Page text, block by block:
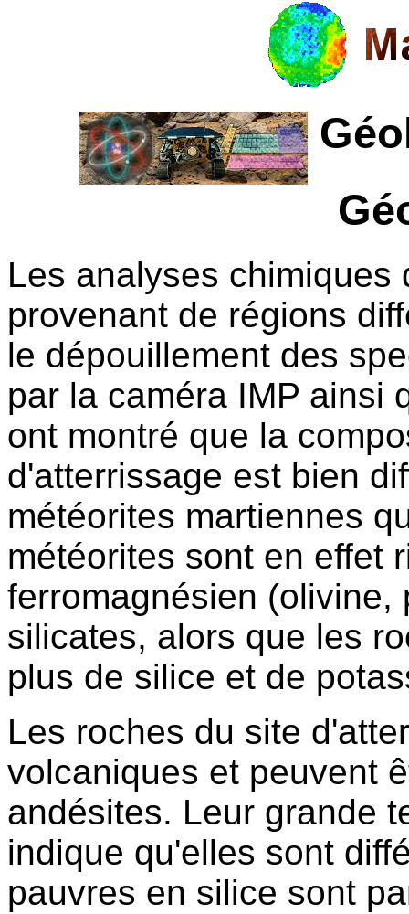
Les analyses
provenant de régions
le dépouillement des
par la caméra IMP ainsi
ont montré que la
d'atterrissage est bien
météorites martiennes
météorites sont en effet
ferromagnésien
silicates, alors que les
plus de silice et de
Les roches du site
volcaniques et peuvent
andésites. Leur grande
indique qu'elles sont
pauvres en silice sont